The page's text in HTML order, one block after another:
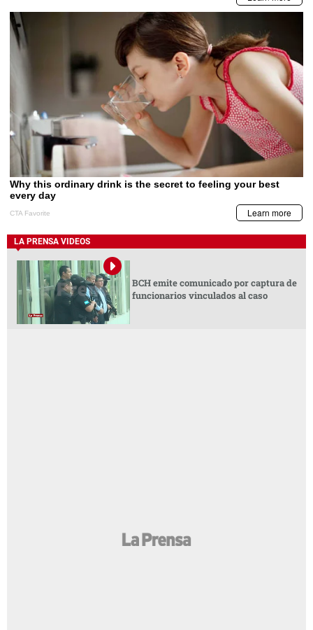
LA PRENSA VIDEOS
BCH emite comunicado por captura de
funcionarios vinculados al caso